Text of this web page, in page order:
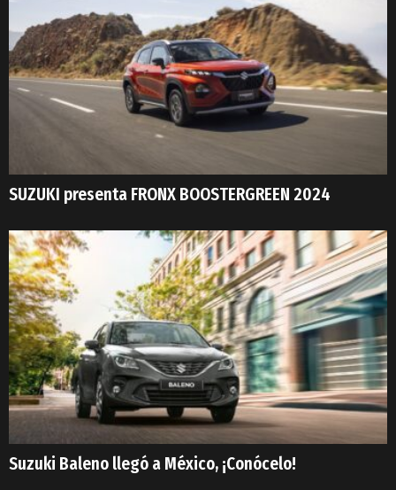
SUZUKI presenta FRONX BOOSTERGREEN 2024
Suzuki Baleno llegó a México, ¡Conócelo!